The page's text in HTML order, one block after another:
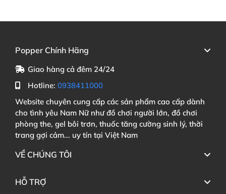
Popper Chính Hãng
Giao hàng cả đêm 24/24
Hotline: 0938411000
Website chuyên cung cấp các sản phẩm cao cấp dành
cho tình yêu Nam Nữ như đồ chơi người lớn, đồ chơi
phòng the, gel bôi trơn, thuốc tăng cường sinh lý, thời
trang gợi cảm... uy tín tại Việt Nam
VỀ CHÚNG TÔI
HỖ TRỢ